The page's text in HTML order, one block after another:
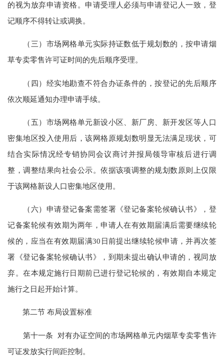
的视为放弃申请资格。申请受理人必须与申请登记人一致，登
记顺序不得转让或调换。
（三）市场网格单元实际持证数低于规划数的，按申请烟
草专卖零售许可证时间的先后顺序受理。
（四）经实地勘查不符合办证条件的，按登记的先后顺序
依次顺延通知办理申请手续。
（五）市场网格单元新设小区、新厂房、新开发区等人口
密集地区投入使用后，该网格原规划数明显无法满足现状，可
结合实际情况经专销协同会议商讨并报局领导审核后进行调
整，调整结果向社会公示。依据该项调整的规划数原则上仅限
于该网格新设人口密集地区使用。
（六）申请登记备案需签署《登记备案轮候确认书》，登
记备案轮候有效期为两年，申请人在有效期届满后需要继续轮
候的，应当在有效期届满30日前提出继续轮候申请，并再次签
署《登记备案轮候确认书》，到期未提出确认申请的，视同放
弃。在本规定施行日期前已进行登记轮候的，有效期自本规定
施行之日起开始计算。
第二节 布局设置标准
第十一条 对有办证空间的市场网格单元内烟草专卖零售许
可证发放实行间距控制。